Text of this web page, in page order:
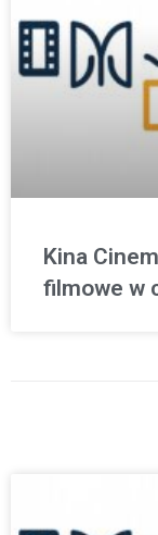
Kina
filmowe w